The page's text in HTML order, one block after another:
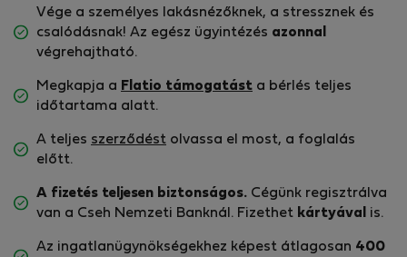
Vége a személyes lakásnézőknek, a stressznek és
csalódásnak! Az egész ügyintézés azonnal
végrehajtható.
Megkapja a Flatio támogatást a bérlés teljes
időtartama alatt.
A teljes szerződést olvassa el most, a foglalás
előtt.
A fizetés teljesen biztonságos. Cégünk regisztrálva
van a Cseh Nemzeti Banknál. Fizethet kártyával is.
Az ingatlanügynökségekhez képest átlagosan 400